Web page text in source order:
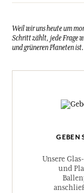
Weil wir uns heute um
Schritt zählt, jede Frage
und grüneren Planeten ist.
GEBEN
Unsere
und